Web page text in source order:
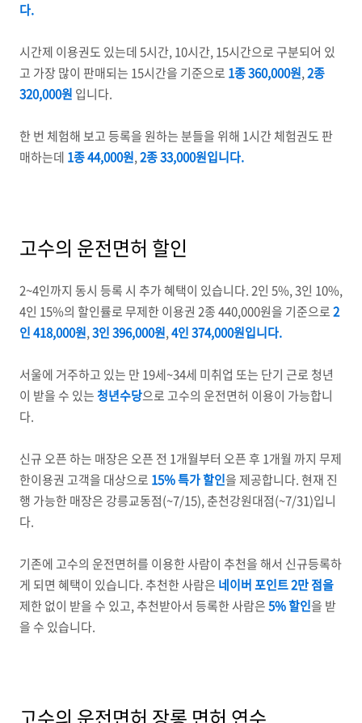
다.
시간제 이용권도 있는데 5시간, 10시간, 15시간으로 구분되어 있
고 가장 많이 판매되는 15시간을 기준으로 1종 360,000원,2종
320,000원 입니다.
한 번 체험해 보고 등록을 원하는 분들을 위해 1시간 체험권도 판
매하는데 1종 44,000원,2종 33,000원입니다.
고수의 운전면허 할인
2~4인까지 동시 등록 시 추가 혜택이 있습니다. 2인 5%, 3인 10%,
4인 15%의 할인률로 무제한 이용권 2종 440,000원을 기준으로2
인 418,000원,3인 396,000원,4인 374,000원입니다.
서울에 거주하고 있는 만 19세~34세 미취업 또는 단기 근로 청년
이 받을 수 있는청년수당으로 고수의 운전면허 이용이 가능합니
다.
신규 오픈 하는 매장은 오픈 전 1개월부터 오픈 후 1개월 까지 무제
한이용권 고객을 대상으로 15% 특가 할인을 제공합니다. 현재 진
행 가능한 매장은 강릉교동점(~7/15), 춘천강원대점(~7/31)입니
다.
기존에 고수의 운전면허를 이용한 사람이 추천을 해서 신규등록하
게 되면 혜택이 있습니다. 추천한 사람은 네이버 포인트 2만 점을
제한 없이 받을 수 있고, 추천받아서 등록한 사람은5% 할인을 받
을 수 있습니다.